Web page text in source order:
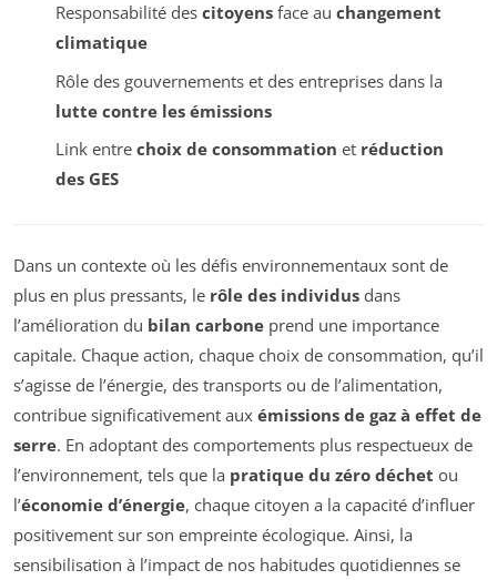
Responsabilité des citoyensface au changement
climatique
Rôle des gouvernements et des entreprises dans la
lutte contre les émissions
Link entre choix de consommation et réduction
des GES
Dans un contexte où les défis environnementaux sont de
plus en plus pressants, le rôle des individus dans
l’amélioration du bilan carbone prend une importance
capitale. Chaque action, chaque choix de consommation, qu’il
s’agisse de l’énergie, des transports ou de l’alimentation,
contribue significativement aux émissions de gaz à effet de
serre. En adoptant des comportements plus respectueux de
l’environnement, tels que la pratique du zéro déchet ou
l’économie d’énergie, chaque citoyen a la capacité d’influer
positivement sur son empreinte écologique. Ainsi, la
sensibilisation à l’impact de nos habitudes quotidiennes se